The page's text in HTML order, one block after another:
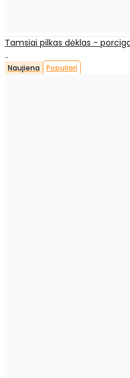
Tamsiai pilkas dėklas -
..
Naujiena Populiari